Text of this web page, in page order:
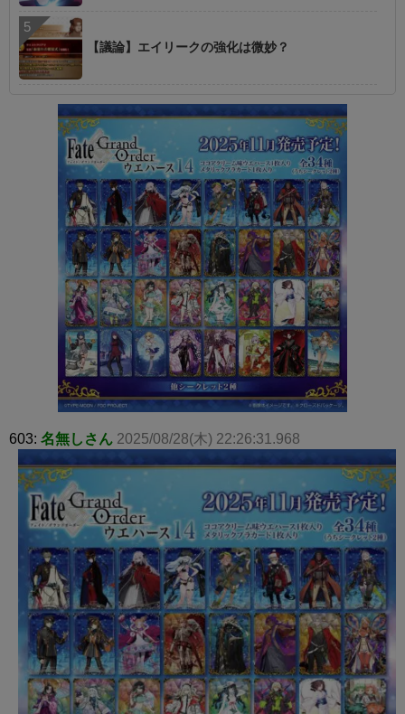
【議論】エイリークの強化は微妙？
603: 名無しさん 2025/08/28(木) 22:26:31.968